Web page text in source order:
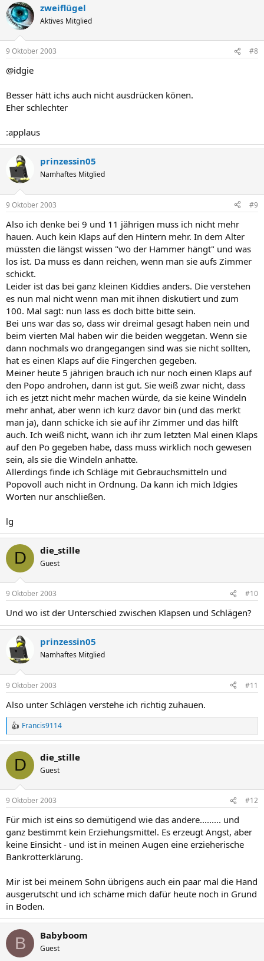
zweiflügel
Aktives Mitglied
9 Oktober 2003 #8
@idgie
Besser hätt ichs auch nicht ausdrücken könen.
Eher schlechter
:applaus
prinzessin05
Namhaftes Mitglied
9 Oktober 2003 #9
Also ich denke bei 9 und 11 jährigen muss ich nicht mehr
hauen. Auch kein Klaps auf den Hintern mehr. In dem Alter
müssten die längst wissen "wo der Hammer hängt" und was
los ist. Da muss es dann reichen, wenn man sie aufs Zimmer
schickt.
Leider ist das bei ganz kleinen Kiddies anders. Die verstehen
es nun mal nicht wenn man mit ihnen diskutiert und zum
100. Mal sagt: nun lass es doch bitte bitte sein.
Bei uns war das so, dass wir dreimal gesagt haben nein und
beim vierten Mal haben wir die beiden weggetan. Wenn sie
dann nochmals wo drangegangen sind was sie nicht sollten,
hat es einen Klaps auf die Fingerchen gegeben.
Meiner heute 5 jährigen brauch ich nur noch einen Klaps auf
den Popo androhen, dann ist gut. Sie weiß zwar nicht, dass
ich es jetzt nicht mehr machen würde, da sie keine Windeln
mehr anhat, aber wenn ich kurz davor bin (und das merkt
man ja), dann schicke ich sie auf ihr Zimmer und das hilft
auch. Ich weiß nicht, wann ich ihr zum letzten Mal einen Klaps
auf den Po gegeben habe, dass muss wirklich noch gewesen
sein, als sie die Windeln anhatte.
Allerdings finde ich Schläge mit Gebrauchsmitteln und
Popovoll auch nicht in Ordnung. Da kann ich mich Idgies
Worten nur anschließen.
lg
D die_stille
Guest
9 Oktober 2003 #10
Und wo ist der Unterschied zwischen Klapsen und Schlägen?
prinzessin05
Namhaftes Mitglied
9 Oktober 2003 #11
Also unter Schlägen verstehe ich richtig zuhauen.
R
e
a
k
i
e
:
Francis9114
D die_stille
Guest
9 Oktober 2003 #12
Für mich ist eins so demütigend wie das andere......... und
ganz bestimmt kein Erziehungsmittel. Es erzeugt Angst, aber
keine Einsicht - und ist in meinen Augen eine erzieherische
Bankrotterklärung.
Mir ist bei meinem Sohn übrigens auch ein paar mal die Hand
ausgerutscht und ich schäme mich dafür heute noch in Grund
in Boden.
B Babyboom
Guest